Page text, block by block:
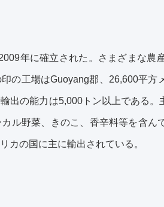
年に確立された。さまざまな農
の工場はGuoyang郡、26,600平方
出の能力は5,000トン以上である
ル野菜、きのこ、香辛料等を含ん
カの国に主に輸出されている。